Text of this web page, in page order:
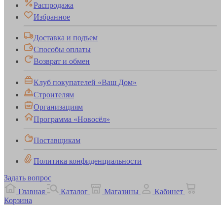
Распродажа
Избранное
Доставка и подъем
Способы оплаты
Возврат и обмен
Клуб покупателей «Ваш Дом»
Строителям
Организациям
Программа «Новосёл»
Поставщикам
Политика конфиденциальности
Задать вопрос
Главная
Каталог Магазины
Кабинет
Корзина